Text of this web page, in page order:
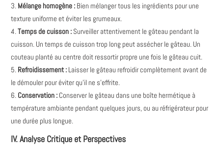
Mélange homogène : Bien mélanger tous les ingrédients pour une
texture uniforme et éviter les grumeaux.
Temps de cuisson : Surveiller attentivement le gâteau pendant la
cuisson. Un temps de cuisson trop long peut assécher le gâteau. Un
couteau planté au centre doit ressortir propre une fois le gâteau cuit.
Refroidissement : Laisser le gâteau refroidir complètement avant de
le démouler pour éviter qu'il ne s'effrite.
Conservation : Conserver le gâteau dans une boîte hermétique à
température ambiante pendant quelques jours, ou au réfrigérateur pour
une durée plus longue.
IV. Analyse Critique et Perspectives